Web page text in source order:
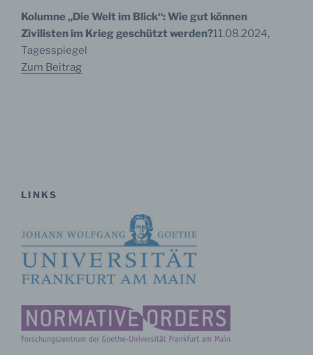
Kolumne „Die Welt im Blick“: Wie gut können
Zivilisten im Krieg geschützt werden?11.08.2024,
Tagesspiegel
Zum Beitrag
LINKS
Aufenthaltsort oder Ortswechsel dieser natürlichen
Person zu analysieren oder vorherzusagen.
gesondert aufbewahrt werden und technischen und
organisatorischen Maßnahmen unterliegen, die
gewährleisten, dass die personenbezogenen Daten
nicht einer identifizierten oder identifizierbaren
natürlichen Person zugewiesen werden.
Verantwortlicher
Verantwortlicher oder für die Verarbeitung